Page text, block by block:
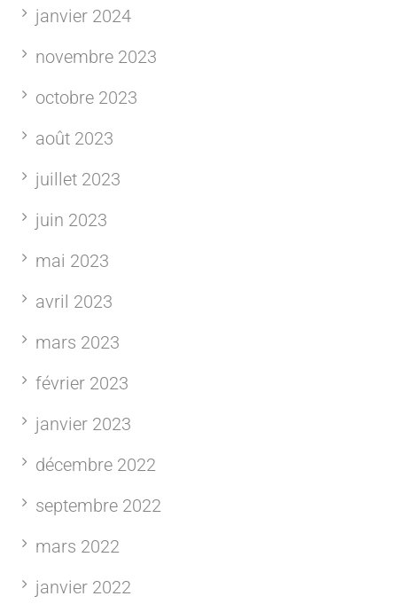
janvier 2024
novembre 2023
octobre 2023
août 2023
juillet 2023
juin 2023
mai 2023
avril 2023
mars 2023
février 2023
janvier 2023
décembre 2022
septembre 2022
mars 2022
janvier 2022